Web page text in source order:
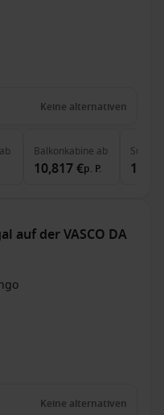
Keine alternativen
ab Balkonkabine ab
10,817 €p. P.
Suite
auf der VASCO DA
Keine alternativen